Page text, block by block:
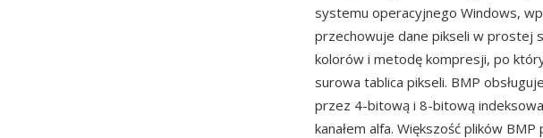
systemu operacyjnego Windows,
przechowuje dane pikseli w prostej
kolorów i metodę kompresji, po
surowa tablica pikseli. BMP
przez 4-bitową i 8-bitową
kanałem alfa. Większość plików